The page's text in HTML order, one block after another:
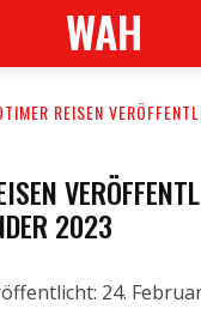
WAH
REISEN
2023
24.